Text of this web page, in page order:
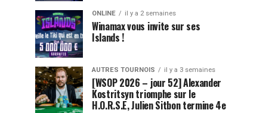
ONLINE il y a 2 semaines
Winamax vous invite sur ses
Islands !
AUTRES TOURNOIS il y a 3 semaines
[WSOP 2026 – jour 52] Alexander
Kostritsyn triomphe sur le
H.O.R.S.E, Julien Sitbon termine 4e